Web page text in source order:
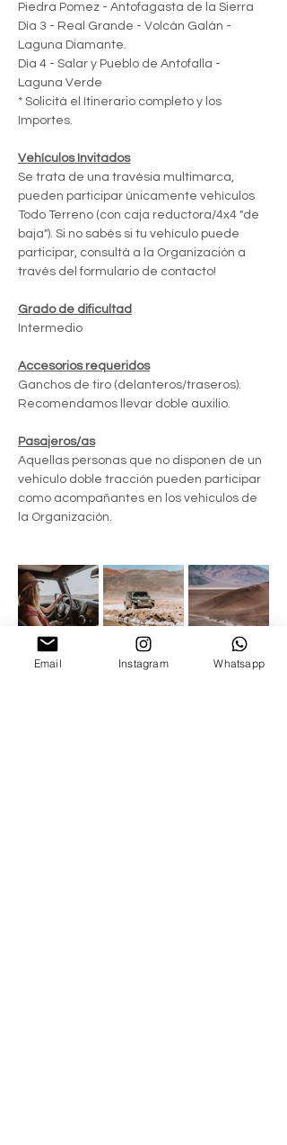
Piedra Pomez - Antofagasta de la Sierra
Día 3 - Real Grande - Volcán Galán -
Laguna Diamante.
Día 4 - Salar y Pueblo de Antofalla -
Laguna Verde
* Solicitá el Itinerario completo y los
Importes.
Vehículos Invitados
Se trata de una travésia multimarca,
pueden participar únicamente vehículos
Todo Terreno (con caja reductora/4x4 "de
baja"). Si no sabés si tu vehículo puede
participar, consultá a la Organización a
través del formulario de contacto!
Grado de dificultad
Intermedio
Accesorios requeridos
Ganchos de tiro (delanteros/traseros).
Recomendamos llevar doble auxilio.
Pasajeros/as
Aquellas personas que no disponen de un
vehículo doble tracción pueden participar
como acompañantes en los vehículos de
la Organización.
Email Instagram Whatsapp